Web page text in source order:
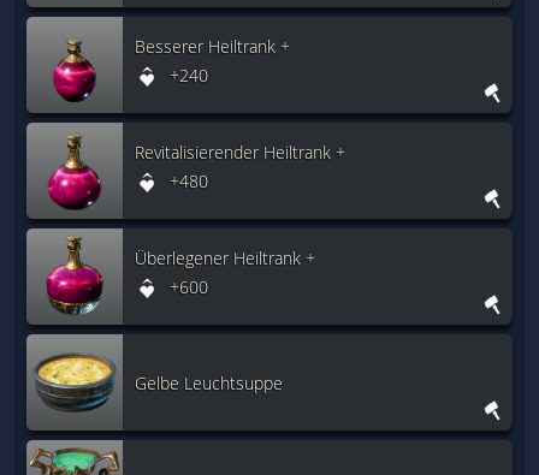
Besserer Heiltrank +
+240
Revitalisierender Heiltrank +
+480
Überlegener Heiltrank +
+600
Gelbe Leuchtsuppe